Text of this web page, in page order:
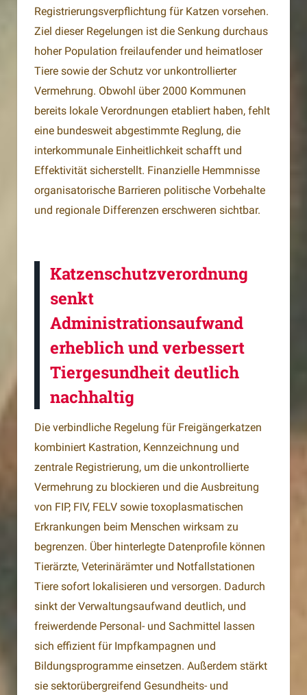
Registrierungsverpflichtung für Katzen vorsehen.
Ziel dieser Regelungen ist die Senkung durchaus
hoher Population freilaufender und heimatloser
Tiere sowie der Schutz vor unkontrollierter
Vermehrung. Obwohl über 2000 Kommunen
bereits lokale Verordnungen etabliert haben, fehlt
eine bundesweit abgestimmte Reglung, die
interkommunale Einheitlichkeit schafft und
Effektivität sicherstellt. Finanzielle Hemmnisse
organisatorische Barrieren politische Vorbehalte
und regionale Differenzen erschweren sichtbar.
Katzenschutzverordnung
senkt
Administrationsaufwand
erheblich und verbessert
Tiergesundheit deutlich
nachhaltig
Die verbindliche Regelung für Freigängerkatzen
kombiniert Kastration, Kennzeichnung und
zentrale Registrierung, um die unkontrollierte
Vermehrung zu blockieren und die Ausbreitung
von FIP, FIV, FELV sowie toxoplasmatischen
Erkrankungen beim Menschen wirksam zu
begrenzen. Über hinterlegte Datenprofile können
Tierärzte, Veterinärämter und Notfallstationen
Tiere sofort lokalisieren und versorgen. Dadurch
sinkt der Verwaltungsaufwand deutlich, und
freiwerdende Personal- und Sachmittel lassen
sich effizient für Impfkampagnen und
Bildungsprogramme einsetzen. Außerdem stärkt
sie sektorübergreifend Gesundheits- und